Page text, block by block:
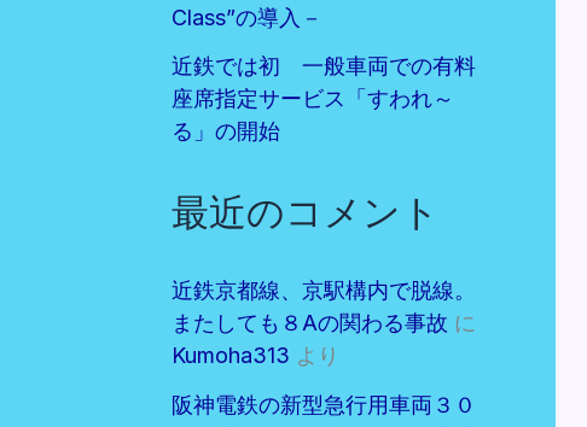
Class”の導入－
近鉄では初 一般車両での有料
座席指定サービス「すわれ～
る」の開始
最近のコメント
近鉄京都線、京駅構内で脱線。
またしても８Aの関わる事故 に
Kumoha313 より
阪神電鉄の新型急行用車両３０